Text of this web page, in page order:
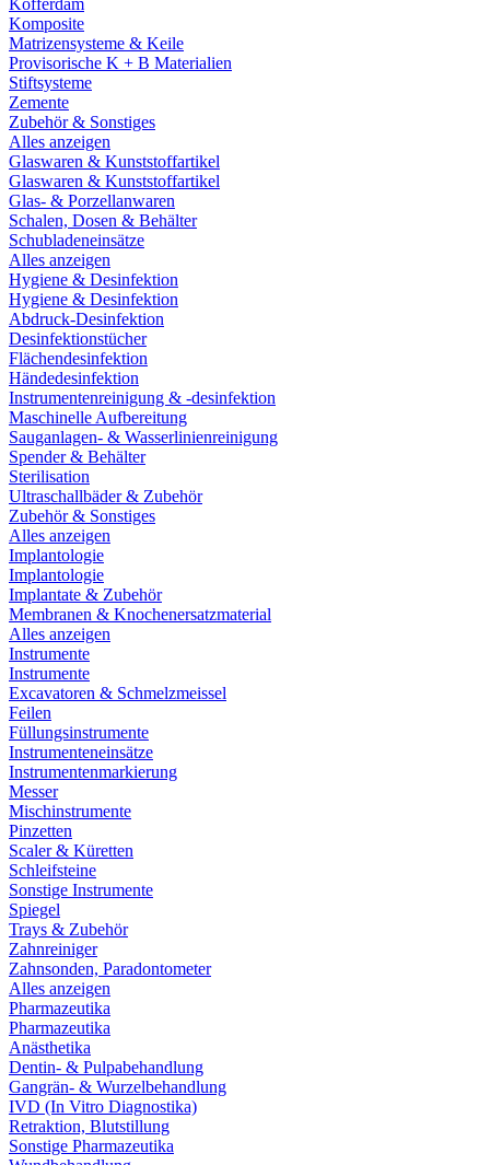
Kofferdam
Komposite
Matrizensysteme & Keile
Provisorische K + B Materialien
Stiftsysteme
Zemente
Zubehör & Sonstiges
Alles anzeigen
Glaswaren & Kunststoffartikel
Glaswaren & Kunststoffartikel
Glas- & Porzellanwaren
Schalen, Dosen & Behälter
Schubladeneinsätze
Alles anzeigen
Hygiene & Desinfektion
Hygiene & Desinfektion
Abdruck-Desinfektion
Desinfektionstücher
Flächendesinfektion
Händedesinfektion
Instrumentenreinigung & -desinfektion
Maschinelle Aufbereitung
Sauganlagen- & Wasserlinienreinigung
Spender & Behälter
Sterilisation
Ultraschallbäder & Zubehör
Zubehör & Sonstiges
Alles anzeigen
Implantologie
Implantologie
Implantate & Zubehör
Membranen & Knochenersatzmaterial
Alles anzeigen
Instrumente
Instrumente
Excavatoren & Schmelzmeissel
Feilen
Füllungsinstrumente
Instrumenteneinsätze
Instrumentenmarkierung
Messer
Mischinstrumente
Pinzetten
Scaler & Küretten
Schleifsteine
Sonstige Instrumente
Spiegel
Trays & Zubehör
Zahnreiniger
Zahnsonden, Paradontometer
Alles anzeigen
Pharmazeutika
Pharmazeutika
Anästhetika
Dentin- & Pulpabehandlung
Gangrän- & Wurzelbehandlung
IVD (In Vitro Diagnostika)
Retraktion, Blutstillung
Sonstige Pharmazeutika